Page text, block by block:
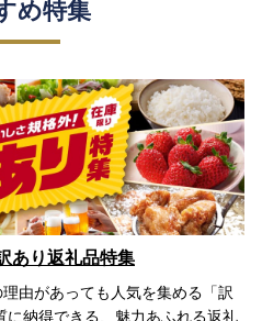
め特集
あり返礼品特集
由があっても人気を集める「訳
に納得できる、魅力あふれる返礼